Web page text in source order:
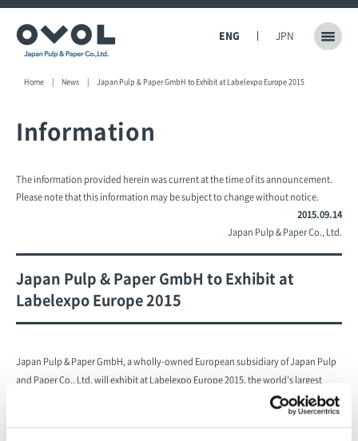
ENG JPN
Home News Japan Pulp & Paper GmbH to Exhibit at Labelexpo Europe 2015
Information
The information provided herein was current at the time of its announcement.
Please note that this information may be subject to change without notice.
2015.09.14
Japan Pulp & Paper Co., Ltd.
Japan Pulp & Paper GmbH to Exhibit at
Labelexpo Europe 2015
Japan Pulp & Paper GmbH, a wholly-owned European subsidiary of Japan Pulp
and Paper Co., Ltd. will exhibit at Labelexpo Europe 2015, the world’s largest
event for the label and packaging industry, to be held from Sept. 29 to Oct. 2,